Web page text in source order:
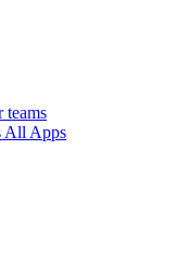
teams
All Apps